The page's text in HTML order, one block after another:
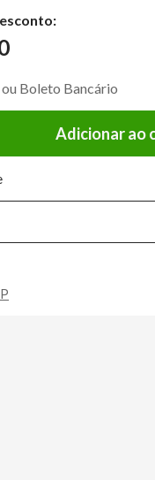
Boleto Bancário
Adicionar ao